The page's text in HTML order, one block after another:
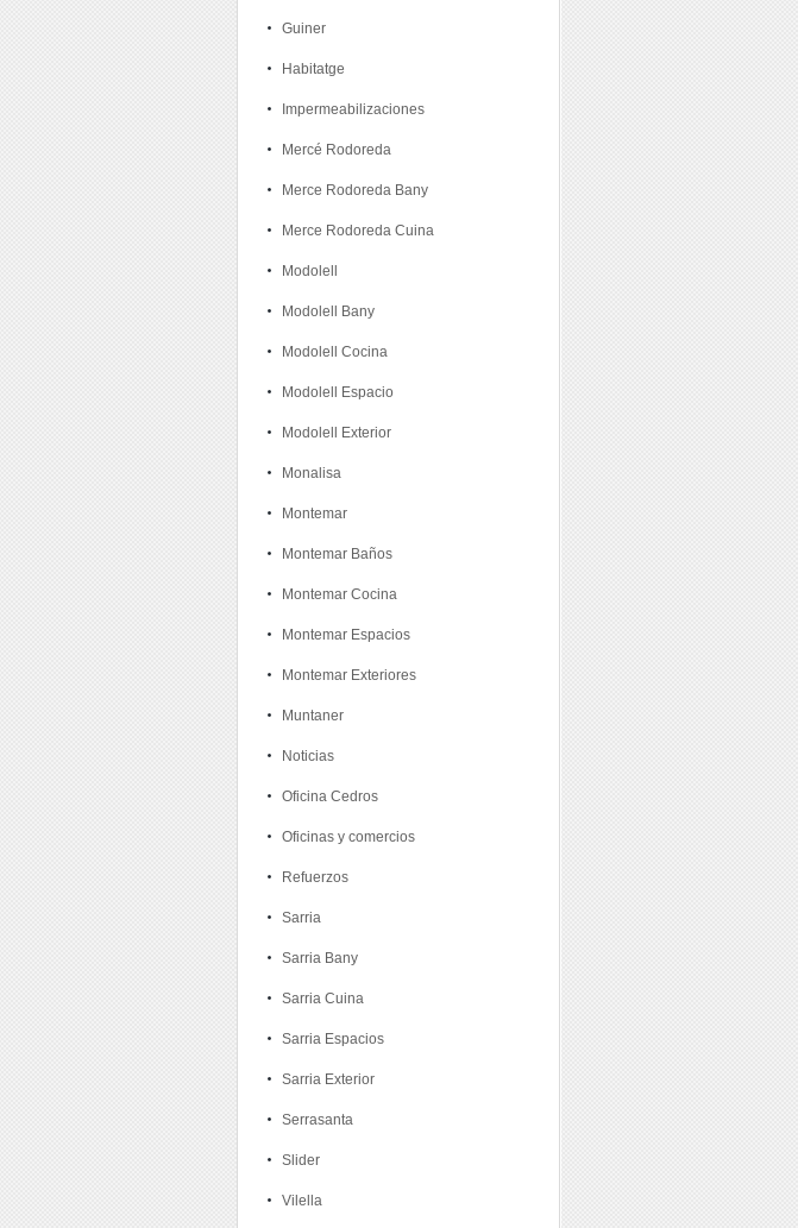
Guiner
Habitatge
Impermeabilizaciones
Mercé Rodoreda
Merce Rodoreda Bany
Merce Rodoreda Cuina
Modolell
Modolell Bany
Modolell Cocina
Modolell Espacio
Modolell Exterior
Monalisa
Montemar
Montemar Baños
Montemar Cocina
Montemar Espacios
Montemar Exteriores
Muntaner
Noticias
Oficina Cedros
Oficinas y comercios
Refuerzos
Sarria
Sarria Bany
Sarria Cuina
Sarria Espacios
Sarria Exterior
Serrasanta
Slider
Vilella